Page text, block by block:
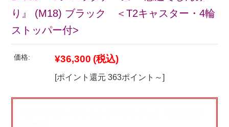
り』 (M18) ブラック ＜T2キャスター・4輪
ストッパー付>
価格: ¥36,300 (税込)
[ポイント還元 363ポイント～]